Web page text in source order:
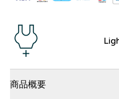
商品概要